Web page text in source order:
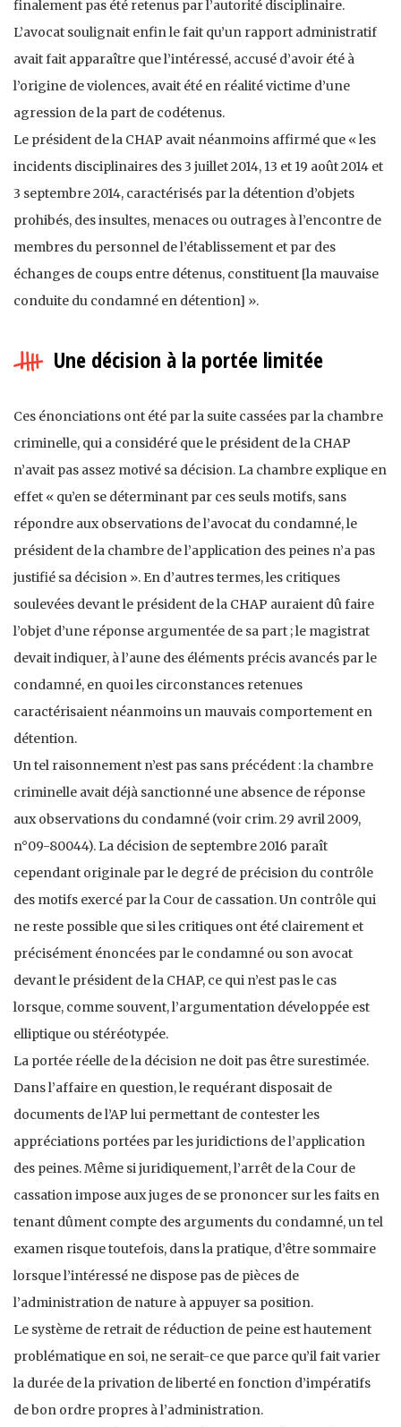
finalement pas été retenus par l’autorité disciplinaire.
L’avocat soulignait enfin le fait qu’un rapport administratif
avait fait apparaître que l’intéressé, accusé d’avoir été à
l’origine de violences, avait été en réalité victime d’une
agression de la part de codétenus.
Le président de la CHAP avait néanmoins affirmé que « les
incidents disciplinaires des 3 juillet 2014, 13 et 19 août 2014 et
3 septembre 2014, caractérisés par la détention d’objets
prohibés, des insultes, menaces ou outrages à l’encontre de
membres du personnel de l’établissement et par des
échanges de coups entre détenus, constituent [la mauvaise
conduite du condamné en détention] ».
Une décision à la portée limitée
Ces énonciations ont été par la suite cassées par la chambre
criminelle, qui a considéré que le président de la CHAP
n’avait pas assez motivé sa décision. La chambre explique en
effet « qu’en se déterminant par ces seuls motifs, sans
répondre aux observations de l’avocat du condamné, le
président de la chambre de l’application des peines n’a pas
justifié sa décision ». En d’autres termes, les critiques
soulevées devant le président de la CHAP auraient dû faire
l’objet d’une réponse argumentée de sa part ; le magistrat
devait indiquer, à l’aune des éléments précis avancés par le
condamné, en quoi les circonstances retenues
caractérisaient néanmoins un mauvais comportement en
détention.
Un tel raisonnement n’est pas sans précédent : la chambre
criminelle avait déjà sanctionné une absence de réponse
aux observations du condamné (voir crim. 29 avril 2009,
n°09-80044). La décision de septembre 2016 paraît
cependant originale par le degré de précision du contrôle
des motifs exercé par la Cour de cassation. Un contrôle qui
ne reste possible que si les critiques ont été clairement et
précisément énoncées par le condamné ou son avocat
devant le président de la CHAP, ce qui n’est pas le cas
lorsque, comme souvent, l’argumentation développée est
elliptique ou stéréotypée.
La portée réelle de la décision ne doit pas être surestimée.
Dans l’affaire en question, le requérant disposait de
documents de l’AP lui permettant de contester les
appréciations portées par les juridictions de l’application
des peines. Même si juridiquement, l’arrêt de la Cour de
cassation impose aux juges de se prononcer sur les faits en
tenant dûment compte des arguments du condamné, un tel
examen risque toutefois, dans la pratique, d’être sommaire
lorsque l’intéressé ne dispose pas de pièces de
l’administration de nature à appuyer sa position.
Le système de retrait de réduction de peine est hautement
problématique en soi, ne serait-ce que parce qu’il fait varier
la durée de la privation de liberté en fonction d’impératifs
de bon ordre propres à l’administration.